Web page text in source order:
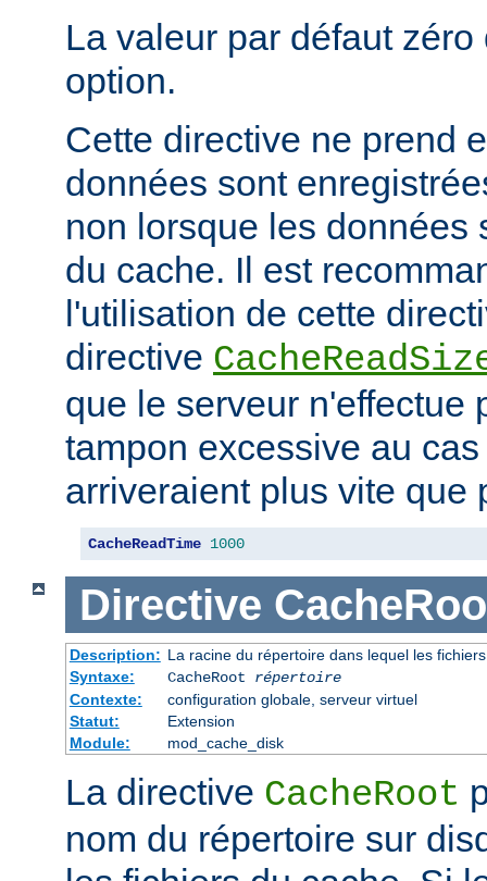
La valeur par défaut
option.
Cette directive ne prend
données sont
non lorsque les données
du cache. Il est
l'utilisation de cette
directive
que le serveur n'effectue
tampon excessive au
arriveraient plus vite que
CacheReadTime 1000
Directive
Description: La racine du répertoire dans lequel les
Syntaxe:
CacheRoot répertoire
Contexte:
configuration globale, serveur virtuel
Statut:
Extension
Module:
mod_cache_disk
La directive CacheRoot
nom du répertoire sur